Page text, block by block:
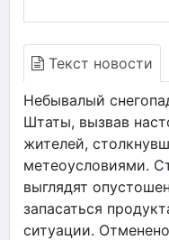
Текст новости
Небывалый
Штаты, вызвав
жителей,
метеоусловиями.
выглядят
запасаться
ситуации.